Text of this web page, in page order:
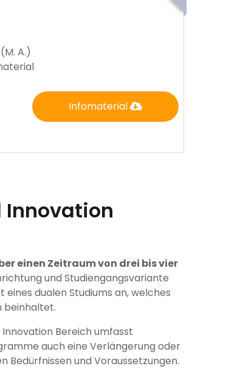
A.)
Infomaterial
einen Zeitraum von drei bis vier
und Studiengangsvariante
dualen Studiums an, welches
beinhaltet.
Bereich umfasst
auch eine Verlängerung oder
Bedürfnissen und Voraussetzungen.